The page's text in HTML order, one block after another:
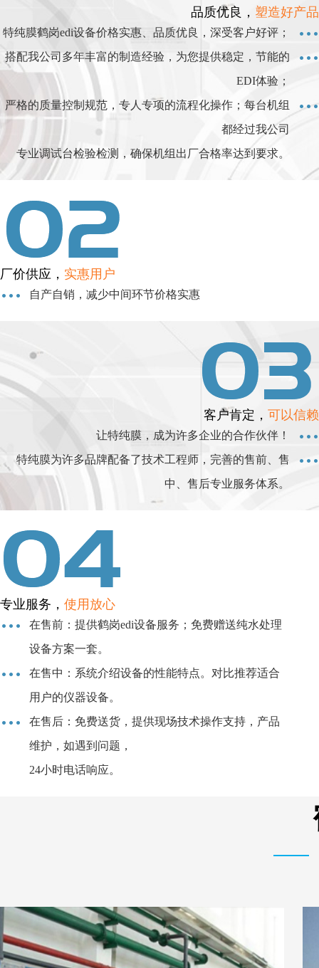
品质优良， 塑造好产品
特纯膜鹤岗edi设备价格实惠、品质优良，深受客户好评；
搭配我公司多年丰富的制造经验，为您提供稳定，节能的
EDI体验；
严格的质量控制规范，专人专项的流程化操作；每台机组
都经过我公司
专业调试台检验检测，确保机组出厂合格率达到要求。
厂价供应， 实惠用户
自产自销，减少中间环节价格实惠
客户肯定， 可以信赖
让特纯膜，成为许多企业的合作伙伴！
特纯膜为许多品牌配备了技术工程师，完善的售前、售
中、售后专业服务体系。
专业服务， 使用放心
在售前：提供鹤岗edi设备服务；免费赠送纯水处理
设备方案一套。
在售中：系统介绍设备的性能特点。对比推荐适合
用户的仪器设备。
在售后：免费送货，提供现场技术操作支持，产品
维护，如遇到问题，
24小时电话响应。